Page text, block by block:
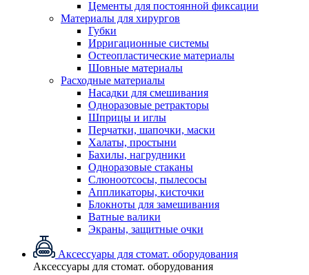
Цементы для постоянной фиксации
Материалы для хирургов
Губки
Ирригационные системы
Остеопластические материалы
Шовные материалы
Расходные материалы
Насадки для смешивания
Одноразовые ретракторы
Шприцы и иглы
Перчатки, шапочки, маски
Халаты, простыни
Бахилы, нагрудники
Одноразовые стаканы
Слюноотсосы, пылесосы
Аппликаторы, кисточки
Блокноты для замешивания
Ватные валики
Экраны, защитные очки
Аксессуары для стомат. оборудования
Аксессуары для стомат. оборудования